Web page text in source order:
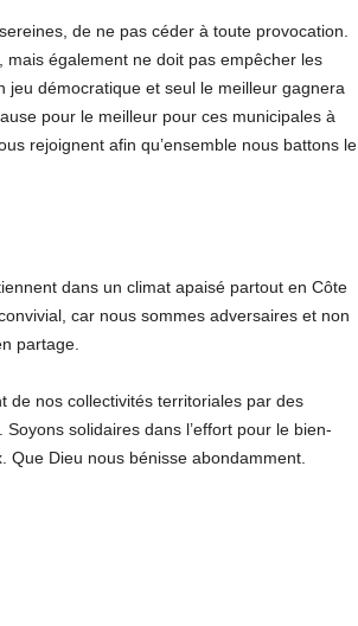
de ne pas céder à toute provocation.
également ne doit pas empêcher les
jeu démocratique et seul le meilleur gagnera
pour le meilleur pour ces municipales à
rejoignent afin qu’ensemble nous battons le
dans un climat apaisé partout en Côte
car nous sommes adversaires et non
partage.
de nos collectivités territoriales par des
solidaires dans l’effort pour le bien-
Dieu nous bénisse abondamment.